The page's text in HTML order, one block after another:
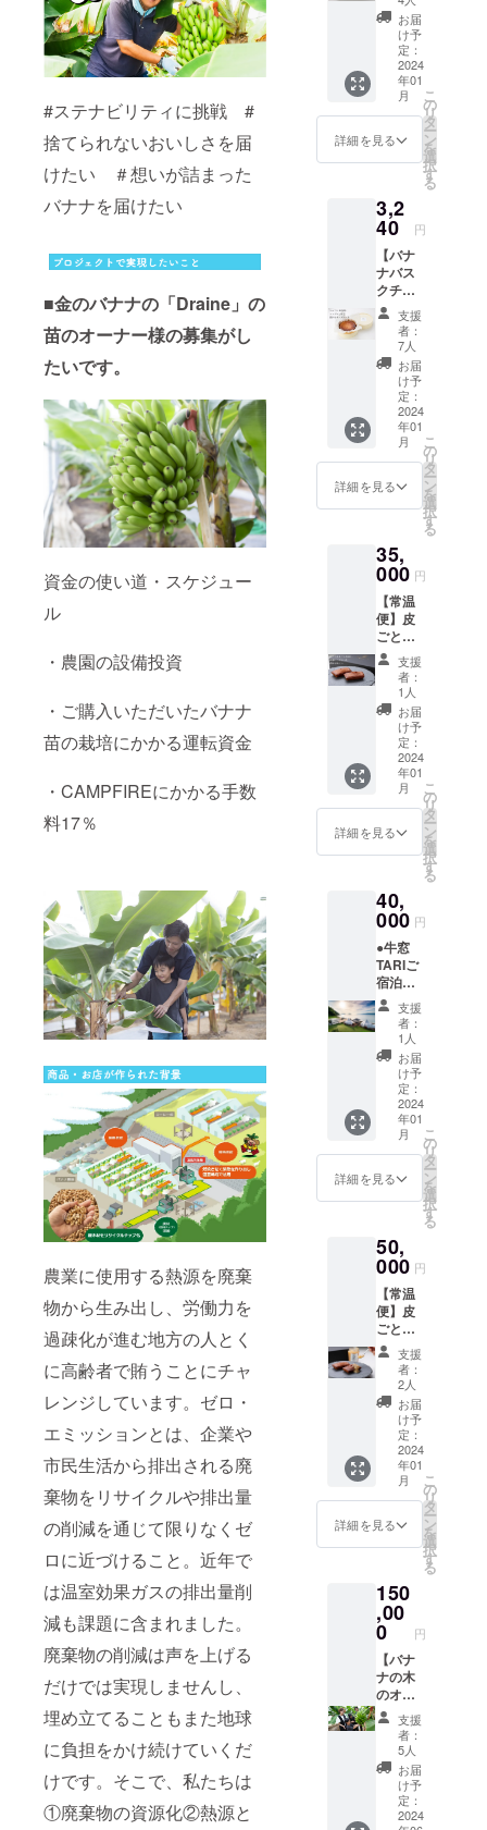
#ステナビリティに挑戦 #
捨てられないおいしさを届
けたい ＃想いが詰まった
バナナを届けたい
■金のバナナの「Draine」の
苗のオーナー様の募集がし
たいです。
資金の使い道・スケジュー
ル
・農園の設備投資
・ご購入いただいたバナナ
苗の栽培にかかる運転資金
・CAMPFIREにかかる手数
料17％
農業に使用する熱源を廃棄
物から生み出し、労働力を
過疎化が進む地方の人とく
に高齢者で賄うことにチャ
レンジしています。ゼロ・
エミッションとは、企業や
市民生活から排出される廃
棄物をリサイクルや排出量
の削減を通じて限りなくゼ
ロに近づけること。近年で
は温室効果ガスの排出量削
減も課題に含まれました。
廃棄物の削減は声を上げる
だけでは実現しませんし、
埋め立てることもまた地球
に負担をかけ続けていくだ
けです。そこで、私たちは
①廃棄物の資源化②熱源と
したバ
ナナサ
ブレ
や、隠
し味に
塩を効
かせた
ショコ
ラ、自
社農園
してい
るコー
ヒーを
掛け合
わせた
サブレ
など。
バラエ
ティ豊
かな7種
の味わ
いが揃
いまし
た。こ
だわり
の詰
まっ
ブレ缶
です。
「原材
料及び
添加物
等の食
品表示
はお届
け商品
のラベ
ルに表
記され
ます。
商品開
封前に
は必ず
お届け
された
ラベル
や注意
書きを
ご確認
くださ
い。」
名称：
サブレ
缶 原材
料名：
バナナ
（牛窓
産）卵
白・バ
砂糖・
小麦
ム・コ
コア・
はちみ
つ（1歳
未満の
乳児に
は与え
ないで
くださ
い） 内
容量：
プレー
ンサブ
レ4枚・
ショコ
レ7枚・
コー
枚・バ
ナナサ
ブレ4
枚・フ
ロラン
タン2枚
：ホワ
イト
ショコ
ラサブ
レ5枚・
プルー
ドネー
お届
け予
定：
2024
年01
月
詳細を見る
こ
の
リ
タ
ー
ン
を
選
択
す
る
3,2
40 円
【バナ
ナバス
クチー
ズケー
キ】 金
のバ
ナーナ
Draine
をふん
だんに
使用し
た濃厚
バスク
チーズ
ケーキ
です。
かな食
感と、
バナナ
の香り
がひろ
がる唯
一無二
の癖に
なる味
です。
冷凍で
食べて
も良
し、解
凍して
食べて
も良し
味わう
ことが
できま
す。 冷
凍で郵
送いた
しま
す。
「原材
料及び
添加物
等の食
品表示
はお届
け商品
のラベ
ルに表
封前に
は必ず
お届け
のリ
ターン
に貼付
された
ラベル
や注意
書きを
ご確認
くださ
い。」
名称：
バスク
ズ バ
ナーヌ
ナナ
（牛窓
産）
卵・砂
糖・小
麦粉・
生ク
リー
ム・は
ちみつ
（1歳未
満の乳
児には
与えな
支援
者：
7人
お届
け予
定：
2024
年01
月
詳細を見る
こ
の
リ
タ
ー
ン
を
選
択
す
る
35,
000 円
【常温
便】皮
ごと風
味を味
わう焦
がしバ
ナーヌ
フィナ
ンシェ
10個入
り 10
セット
〜おす
すめの
お召し
上がり
トース
ターで
約5分間
フィナ
ンシェ
を温め
てカ
リッと
させて
からバ
ナナ
ジャム
をつけ
てお召
し上が
り下さ
い。 こ
は、こ
だわり
の技術
を用い
て丁寧
に栽培
された
金のバ
ナーナ
Draine
を皮ご
と使用
し、国
産発酵
バター
と共に
しっと
す。 国
産バナ
ナ
Draine
の濃厚
な味わ
いをダ
イレク
トに伝
えたい
という
思いか
ら、着
色料や
支援
者：
1人
お届
け予
定：
2024
年01
月
詳細を見る
こ
の
リ
タ
ー
ン
を
選
択
す
る
40,
000 円
●牛窓
TARIご
宿泊料
金分 大
地
BASE
￥25,00
食・夕
￥15,00
0
支援
者：
1人
お届
け予
定：
2024
年01
月
詳細を見る
こ
の
リ
タ
ー
ン
を
選
択
す
る
50,
000 円
【常温
便】皮
ごと風
味を味
わう焦
がしバ
ナーヌ
フィナ
シェ・
バナナ
ジャム
詰め合
わせ
10セッ
ト フィ
シェ10
個・
ジャム1
個入り
／1箱
×10箱
〜おす
すめの
お召し
上がり
方〜
トース
ターで
約5分間
支援
者：
2人
お届
け予
定：
2024
年01
月
詳細を見る
こ
の
リ
タ
ー
ン
を
選
択
す
る
150
,00
0 円
【バナ
ナの木
のオー
ナー募
集】
エコタ
ン
ファー
ムが栽
培する
支援
者：
5人
お届
け予
定：
2024